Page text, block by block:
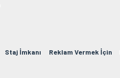
Staj İmkanı Reklam Vermek İçin